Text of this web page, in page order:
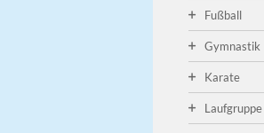
Fußball
Gymnastik
Karate
Laufgruppe